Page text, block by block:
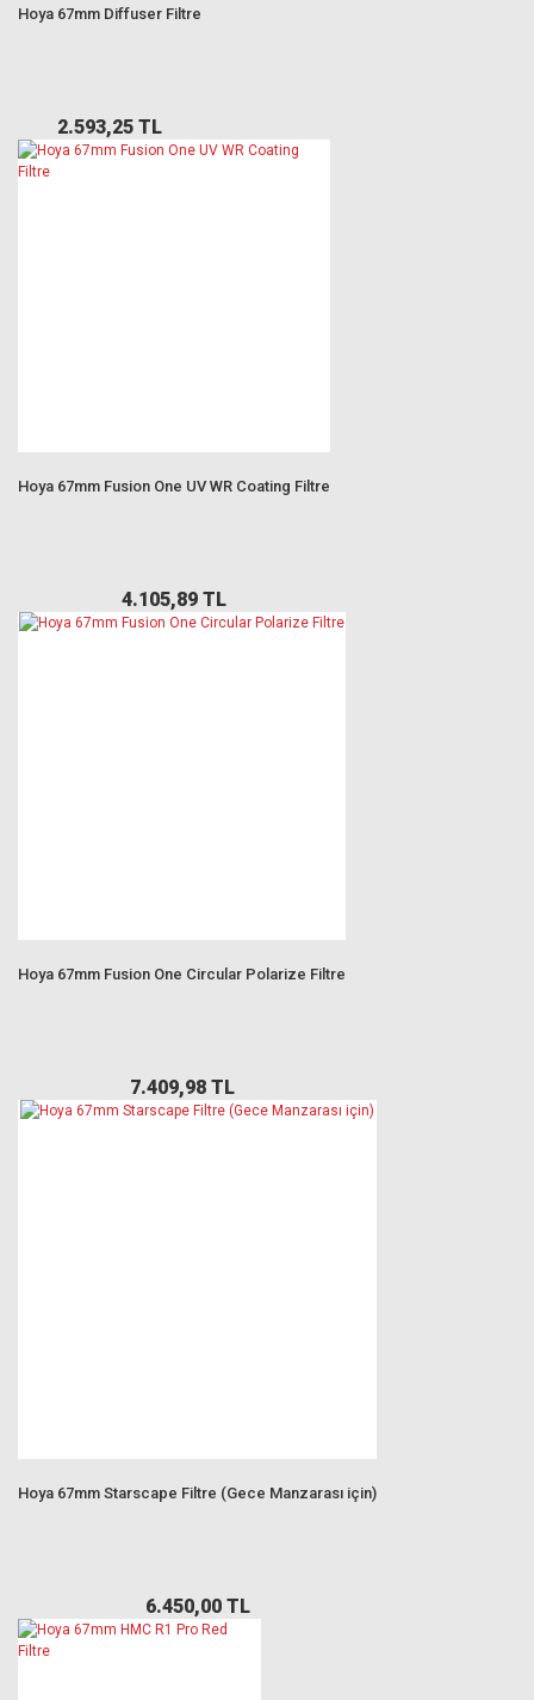
Hoya 67mm Diffuser Filtre
2.593,25 TL
Hoya 67mm Fusion One UV WR Coating Filtre
4.105,89 TL
Hoya 67mm Fusion One Circular Polarize Filtre
7.409,98 TL
Hoya 67mm Starscape Filtre (Gece Manzarası için)
6.450,00 TL